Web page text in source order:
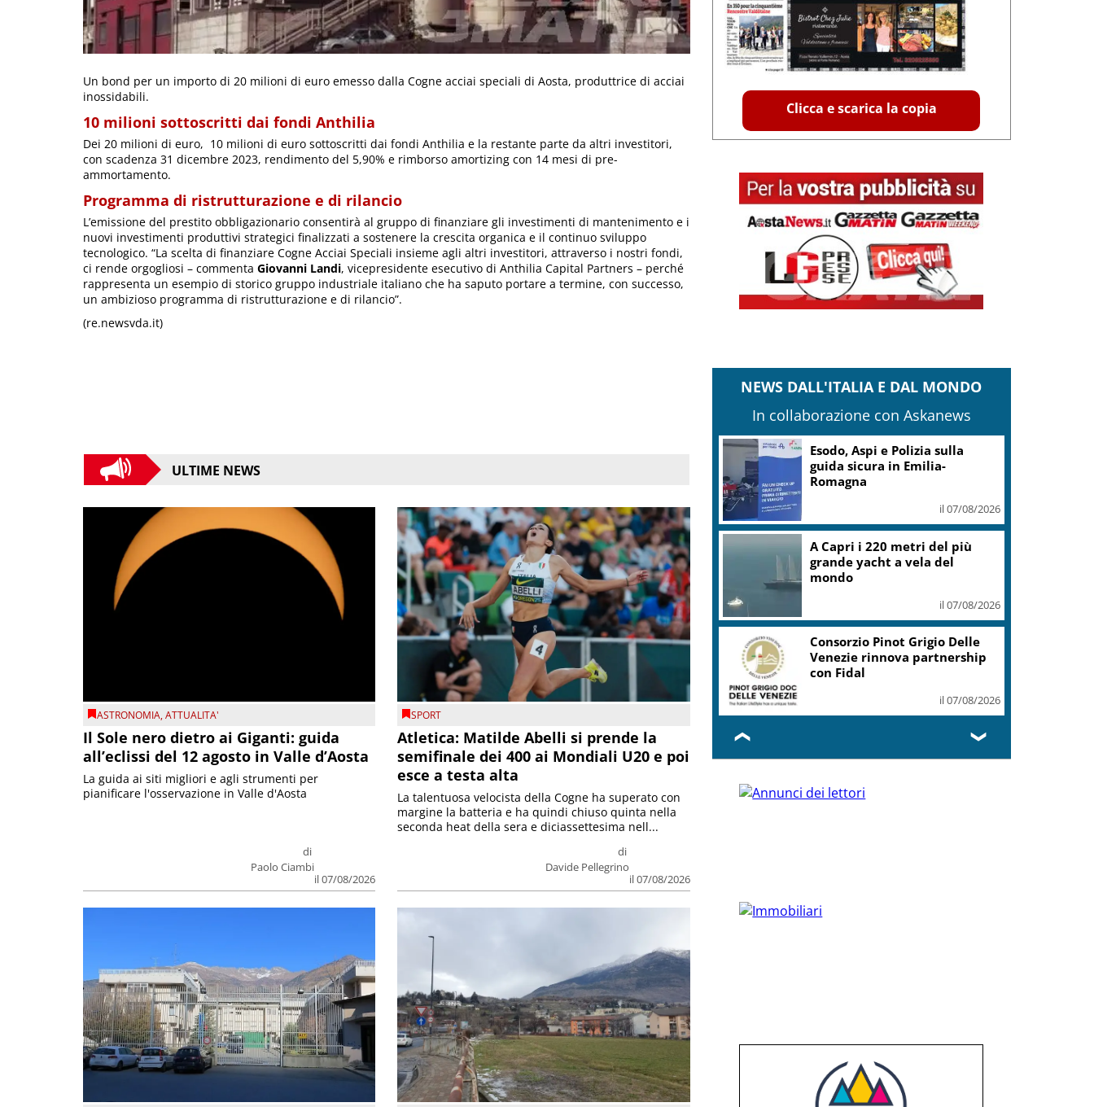
Un bond per un importo di 20 milioni di euro emesso dalla Cogne acciai speciali di Aosta, produttrice di acciai
inossidabili.
10 milioni sottoscritti dai fondi Anthilia
Dei 20 milioni di euro, 10 milioni di euro sottoscritti dai fondi Anthilia e la restante parte da altri investitori,
con scadenza 31 dicembre 2023, rendimento del 5,90% e rimborso amortizing con 14 mesi di pre-
ammortamento.
Programma di ristrutturazione e di rilancio
L’emissione del prestito obbligazionario consentirà al gruppo di finanziare gli investimenti di mantenimento e i
nuovi investimenti produttivi strategici finalizzati a sostenere la crescita organica e il continuo sviluppo
tecnologico. “La scelta di finanziare Cogne Acciai Speciali insieme agli altri investitori, attraverso i nostri fondi,
ci rende orgogliosi – commenta Giovanni Landi, vicepresidente esecutivo di Anthilia Capital Partners – perché
rappresenta un esempio di storico gruppo industriale italiano che ha saputo portare a termine, con successo,
un ambizioso programma di ristrutturazione e di rilancio”.
(re.newsvda.it)
ULTIME NEWS
ASTRONOMIA,ATTUALITA'
Il Sole nero dietro ai Giganti: guida
all’eclissi del 12 agosto in Valle d’Aosta
di
Paolo Ciambi
il 07/08/2026
La guida ai siti migliori e agli strumenti per
pianificare l'osservazione in Valle d'Aosta
SPORT
Atletica: Matilde Abelli si prende la
semifinale dei 400 ai Mondiali U20 e poi
esce a testa alta
di
Davide Pellegrino
il 07/08/2026
La talentuosa velocista della Cogne ha superato con
margine la batteria e ha quindi chiuso quinta nella
seconda heat della sera e diciassettesima nell...
Clicca e scarica la copia
NEWS DALL'ITALIA E DAL MONDO
In collaborazione con Askanews
Esodo, Aspi e Polizia sulla
guida sicura in Emilia-
Romagna
il 07/08/2026
A Capri i 220 metri del più
grande yacht a vela del
mondo
il 07/08/2026
Consorzio Pinot Grigio Delle
Venezie rinnova partnership
con Fidal
il 07/08/2026
❮ ❯